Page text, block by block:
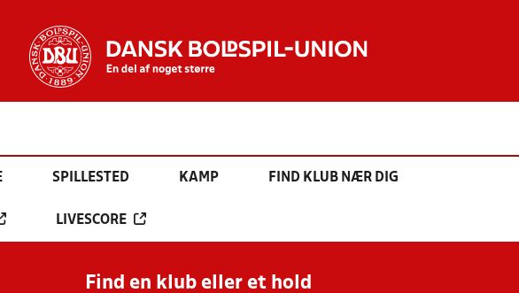
SPILLESTED KAMP FIND KLUB NÆR DIG
LIVESCORE
Find en klub eller et hold